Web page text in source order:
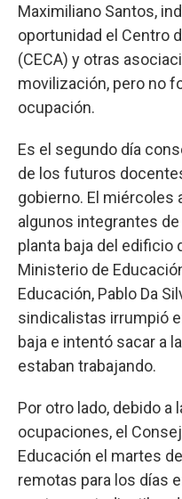
Maximiliano Santos,
oportunidad el Centro
(CECA) y otras
movilización, pero no
ocupación.
Es el segundo día
de los futuros
gobierno. El miércoles
algunos integrantes de
planta baja del edificio
Ministerio de
Educación, Pablo Da
sindicalistas irrumpió
baja e intentó sacar a
estaban trabajando.
Por otro lado, debido
ocupaciones, el
Educación el martes
remotas para los días